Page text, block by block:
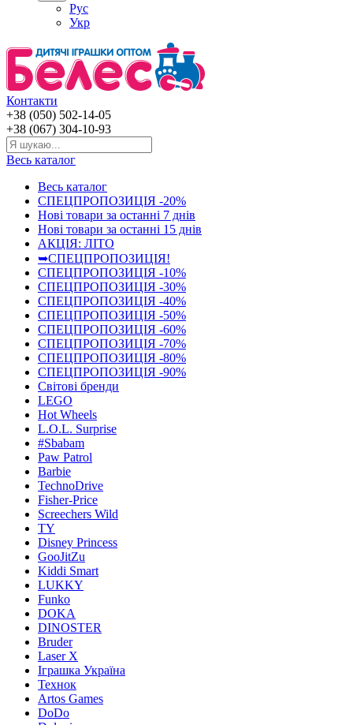
Рус
Укр
Контакти
+38 (050) 502-14-05
+38 (067) 304-10-93
Весь каталог
Весь каталог
СПЕЦПРОПОЗИЦІЯ -20%
Нові товари за останнi 7 днiв
Нові товари за останнi 15 днiв
АКЦІЯ: ЛІТО
➥СПЕЦПРОПОЗИЦІЯ!
СПЕЦПРОПОЗИЦІЯ -10%
СПЕЦПРОПОЗИЦІЯ -30%
СПЕЦПРОПОЗИЦІЯ -40%
СПЕЦПРОПОЗИЦІЯ -50%
СПЕЦПРОПОЗИЦІЯ -60%
СПЕЦПРОПОЗИЦІЯ -70%
СПЕЦПРОПОЗИЦІЯ -80%
СПЕЦПРОПОЗИЦІЯ -90%
Світові бренди
LEGO
Hot Wheels
L.O.L. Surprise
#Sbabam
Paw Patrol
Barbie
TechnoDrive
Fisher-Price
Screechers Wild
TY
Disney Princess
GooJitZu
Kiddi Smart
LUKKY
Funko
DOKA
DINOSTER
Bruder
Laser X
Іграшка Україна
Технок
Artos Games
DoDo